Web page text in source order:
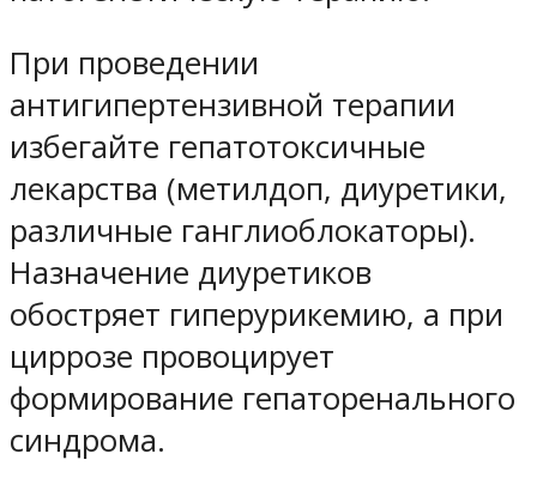
При проведении
антигипертензивной терапии
избегайте гепатотоксичные
лекарства (метилдоп, диуретики,
различные ганглиоблокаторы).
Назначение диуретиков
обостряет гиперурикемию, а при
циррозе провоцирует
формирование гепаторенального
синдрома.